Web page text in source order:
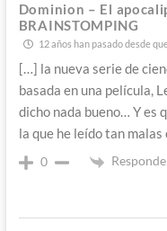
Dominion – El
BRAINSTOMPING
12 años han pasado desde
[…] la nueva serie de
basada en una película,
dicho nada bueno… Y es
la que he leído tan
0